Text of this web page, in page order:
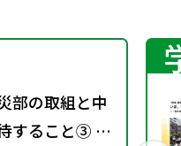
部の取組と中
すること③ ～